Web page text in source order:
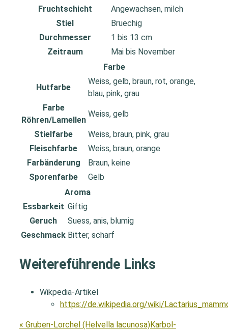
Fruchtschicht
Angewachsen, milch
Stiel
Bruechig
Durchmesser
1 bis 13 cm
Zeitraum
Mai bis November
Farbe
Hutfarbe
Weiss, gelb, braun, rot, orange,
blau, pink, grau
Farbe
Röhren/Lamellen
Weiss, gelb
Stielfarbe
Weiss, braun, pink, grau
Fleischfarbe
Weiss, braun, orange
Farbänderung
Braun, keine
Sporenfarbe
Gelb
Aroma
Essbarkeit Giftig
Geruch
Suess, anis, blumig
Geschmack Bitter, scharf
Weitereführende Links
Wikpedia-Artikel
https://de.wikipedia.org/wiki/
« Gruben-Lorchel (Helvella lacunosa)Karbol-